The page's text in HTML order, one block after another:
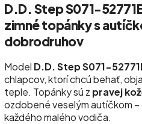
D.D. Step S071-
zimné topánky s
dobrodruhov
Model D.D. Step S071-
chlapcov, ktorí chcú behať,
teple. Topánky sú z pravej
ozdobené veselým autíčkom
každého malého vodiča.